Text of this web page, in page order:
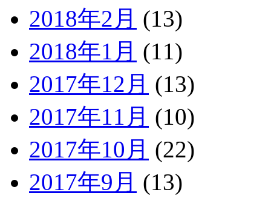
2018年2月 (13)
2018年1月 (11)
2017年12月 (13)
2017年11月 (10)
2017年10月 (22)
2017年9月 (13)